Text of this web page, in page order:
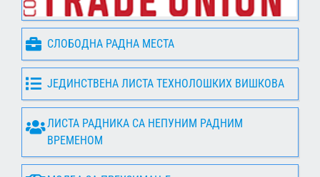
СЛОБОДНА РАДНА МЕСТА
ЈЕДИНСТВЕНА ЛИСТА ТЕХНОЛОШКИХ ВИШКОВА
ЛИСТА РАДНИКА СА НЕПУНИМ РАДНИМ
ВРЕМЕНОМ